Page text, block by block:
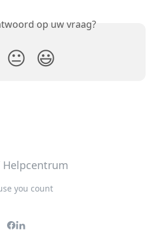
op uw vraag?
😐 😃
you count